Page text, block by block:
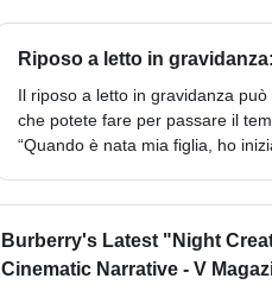
Riposo a letto in
Il riposo a letto in gravidanza
che potete fare per passare il
“Quando è nata mia figlia, ho
Burberry's Latest "Night
Cinematic Narrative - V